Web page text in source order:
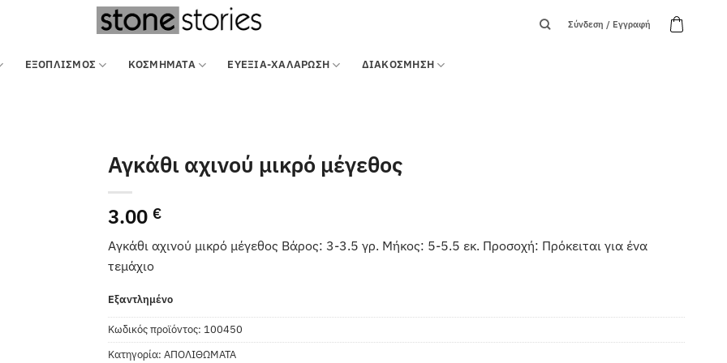
Σύνδεση / Εγγραφή
ΕΞΟΠΛΙΣΜΌΣ ΚΟΣΜΗΜΑΤΑ ΕΥΕΞΙΑ-ΧΑΛΑΡΩΣΗ ΔΙΑΚΟΣΜΗΣΗ
Αγκάθι αχινού μικρό μέγεθος
3.00 €
Αγκάθι αχινού μικρό μέγεθος Βάρος: 3-3.5 γρ. Μήκος: 5-5.5 εκ. Προσοχή: Πρόκειται για ένα
τεμάχιο
Εξαντλημένο
Κωδικός προϊόντος: 100450
Κατηγορία:ΑΠΟΛΙΘΩΜΑΤΑ